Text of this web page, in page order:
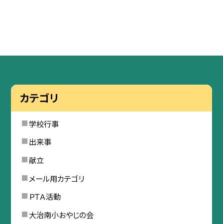
カテゴリ
学校行事
出来事
献立
メール用カテゴリ
ＰＴＡ活動
大治南小おやじの会